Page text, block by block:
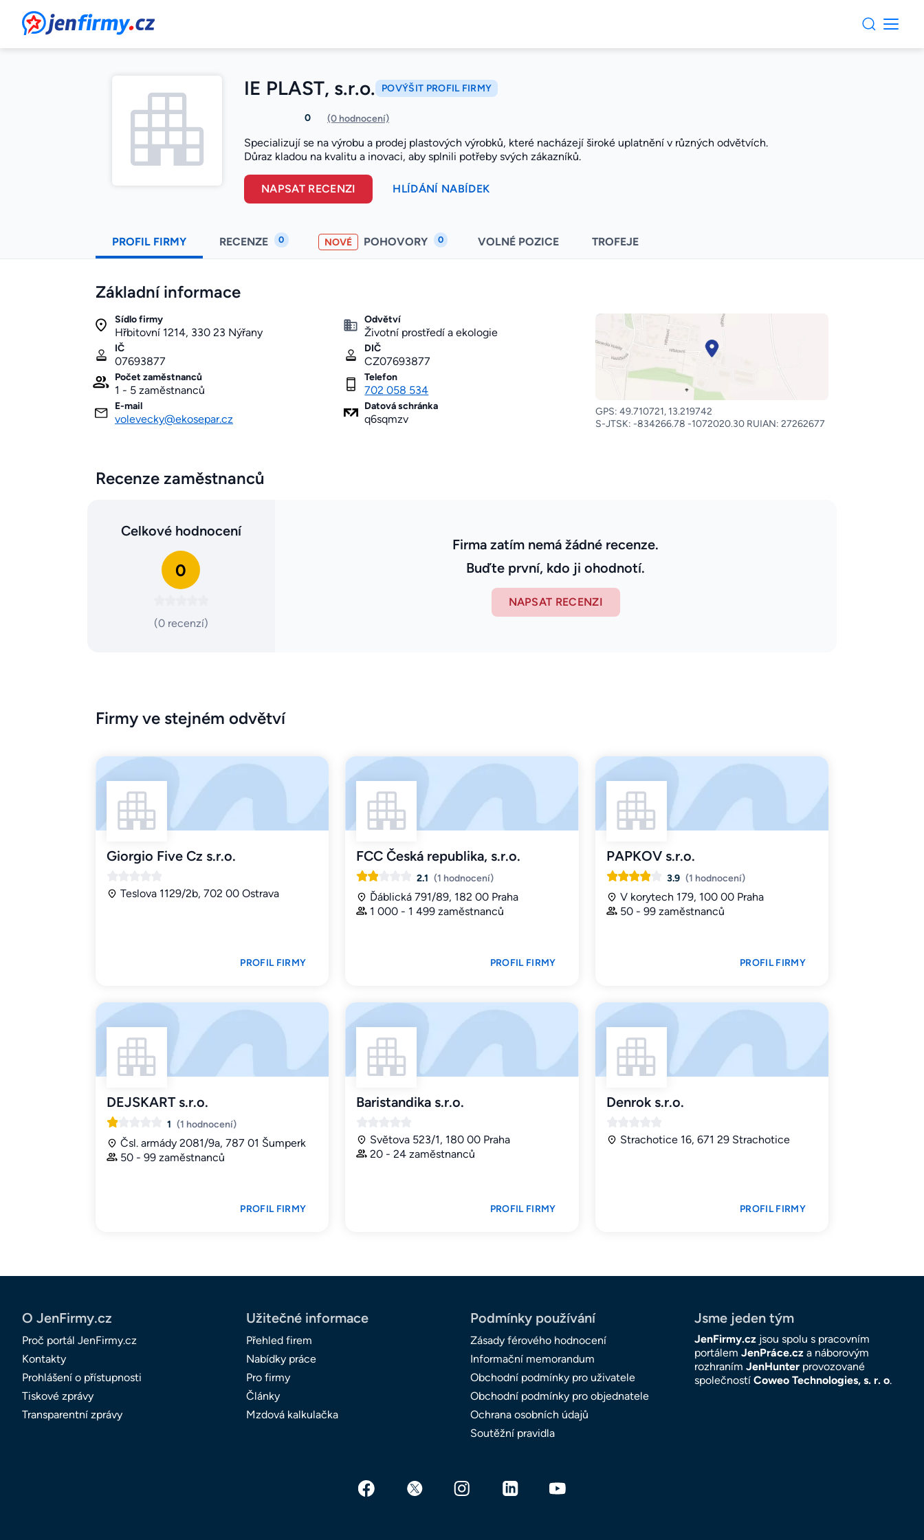
JenFirmy.cz
IE PLAST, s.r.o. POVÝŠIT PROFIL FIRMY
0 (0 hodnocení)
Specializují se na výrobu a prodej plastových výrobků, které nacházejí široké uplatnění v různých odvětvích.
Důraz kladou na kvalitu a inovaci, aby splnili potřeby svých zákazníků.
NAPSAT RECENZI HLÍDÁNÍ NABÍDEK
PROFIL FIRMY RECENZE 0 NOVÉ POHOVORY 0 VOLNÉ POZICE TROFEJE
Základní informace
Sídlo firmy
Hřbitovní 1214, 330 23 Nýřany
Odvětví
Životní prostředí a ekologie
IČ
07693877
DIČ
CZ07693877
Počet zaměstnanců
1 - 5 zaměstnanců
Telefon
702 058 534
E-mail
volevecky@ekosepar.cz
Datová schránka
q6sqmzv
GPS: 49.710721, 13.219742
S-JTSK: -834266.78 -1072020.30 RUIAN: 27262677
Recenze zaměstnanců
Celkové hodnocení
0
(0 recenzí)
Firma zatím nemá žádné recenze.
Buďte první, kdo ji ohodnotí.
NAPSAT RECENZI
Firmy ve stejném odvětví
Giorgio Five Cz s.r.o.
Teslova 1129/2b, 702 00 Ostrava
PROFIL FIRMY
FCC Česká republika, s.r.o.
2.1 (1 hodnocení)
Ďáblická 791/89, 182 00 Praha
1 000 - 1 499 zaměstnanců
PROFIL FIRMY
PAPKOV s.r.o.
3.9 (1 hodnocení)
V korytech 179, 100 00 Praha
50 - 99 zaměstnanců
PROFIL FIRMY
DEJSKART s.r.o.
1 (1 hodnocení)
Čsl. armády 2081/9a, 787 01 Šumperk
50 - 99 zaměstnanců
PROFIL FIRMY
Baristandika s.r.o.
Světova 523/1, 180 00 Praha
20 - 24 zaměstnanců
PROFIL FIRMY
Denrok s.r.o.
Strachotice 16, 671 29 Strachotice
PROFIL FIRMY
O JenFirmy.cz
Proč portál JenFirmy.cz
Kontakty
Prohlášení o přístupnosti
Tiskové zprávy
Transparentní zprávy
Užitečné informace
Přehled firem
Nabídky práce
Pro firmy
Články
Mzdová kalkulačka
Podmínky používání
Zásady férového hodnocení
Informační memorandum
Obchodní podmínky pro uživatele
Obchodní podmínky pro objednatele
Ochrana osobních údajů
Soutěžní pravidla
Jsme jeden tým
JenFirmy.cz jsou spolu s pracovním
portálem JenPráce.cz a náborovým
rozhraním JenHunter provozované
společností Coweo Technologies, s. r. o.